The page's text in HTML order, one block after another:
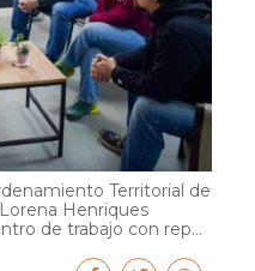
Territorial de
Henriques
de trabajo con rep...